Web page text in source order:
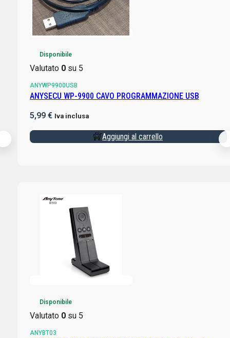
Disponibile
Valutato 0su 5
ANYWP9900USB
ANYSECU WP-9900 CAVO PROGRAMMAZIONE USB
5,99 € Iva inclusa
Aggiungi al carrello
Disponibile
Valutato 0su 5
ANYBT03